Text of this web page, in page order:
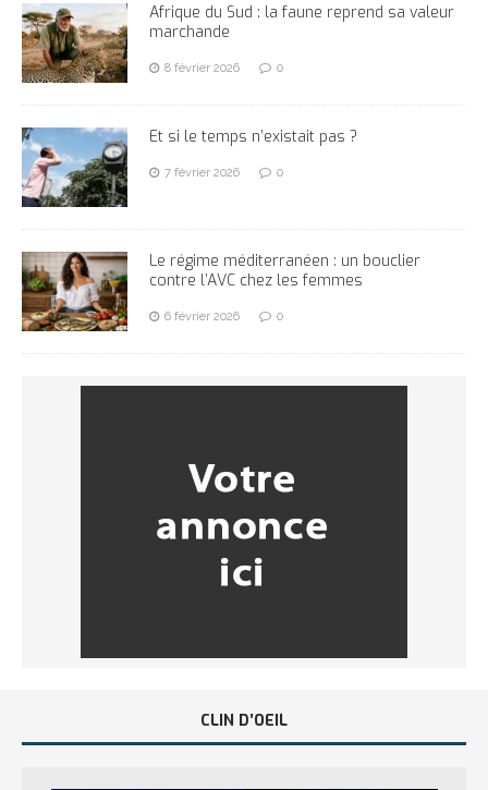
Afrique du Sud : la faune reprend sa valeur
marchande
8 février 2026 0
Et si le temps n’existait pas ?
7 février 2026 0
Le régime méditerranéen : un bouclier
contre l’AVC chez les femmes
6 février 2026 0
CLIN D’OEIL